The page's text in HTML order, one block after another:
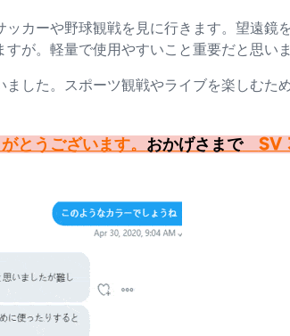
ッカーや野球観戦を見に行きます。望遠鏡
が。軽量で使用やすいこと重要だと思いま
ました。スポーツ観戦やライブを楽しむた
とうございます。 おかげさまで
SV